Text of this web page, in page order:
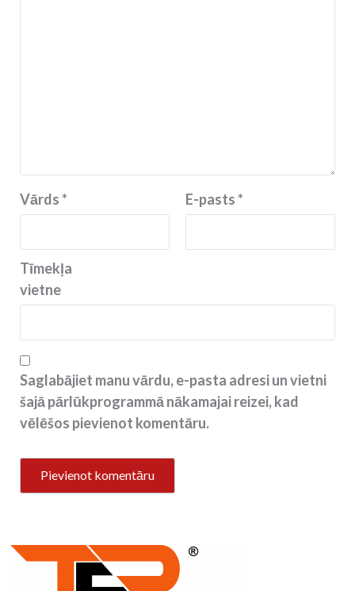
Vārds* E-pasts*
Tīmekļa
vietne
Saglabājiet manu vārdu, e-pasta adresi un vietni
šajā pārlūkprogrammā nākamajai reizei, kad
vēlēšos pievienot komentāru.